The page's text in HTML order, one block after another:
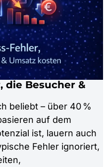
die Besucher &
beliebt – über 40 %
auf dem
ist, lauern auch
Fehler ignoriert,